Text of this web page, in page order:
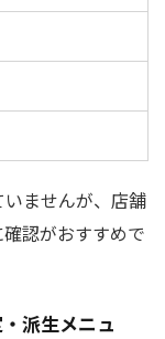
ませんが、店舗
認がおすすめで
派生メニュ